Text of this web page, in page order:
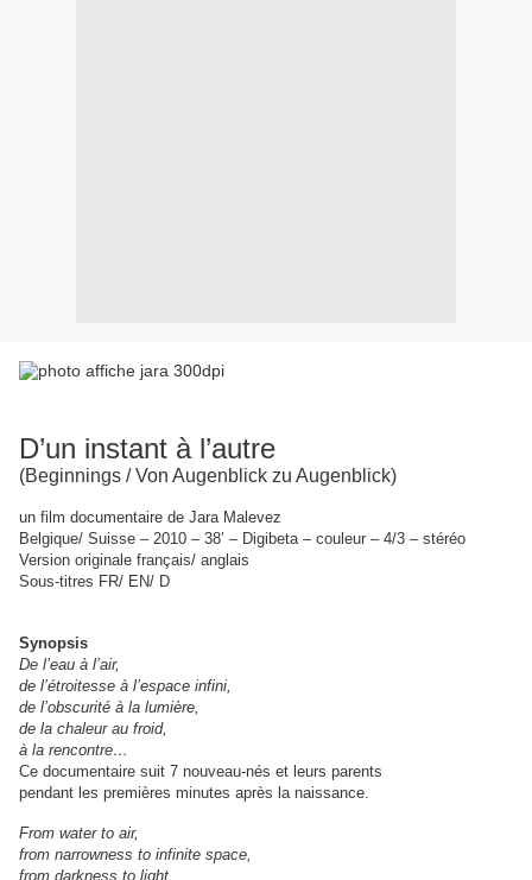
D’un instant à l’autre
(Beginnings / Von Augenblick zu Augenblick)
un film documentaire de Jara Malevez
Belgique/ Suisse – 2010 – 38’ – Digibeta – couleur – 4/3 – stéréo
Version originale français/ anglais
Sous-titres FR/ EN/ D
Synopsis
De l’eau à l’air,
de l’étroitesse à l’espace infini,
de l’obscurité à la lumière,
de la chaleur au froid,
à la rencontre…
Ce documentaire suit 7 nouveau-nés et leurs parents
pendant les premières minutes après la naissance.
From water to air,
from narrowness to infinite space,
from darkness to light,